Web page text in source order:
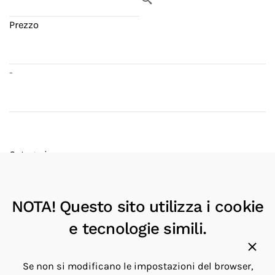
Prezzo
-
Categorie
Produttori
MUKUL GOYAL
8
NOTA! Questo sito utilizza i cookie
e tecnologie simili.
Se non si modificano le impostazioni del browser,